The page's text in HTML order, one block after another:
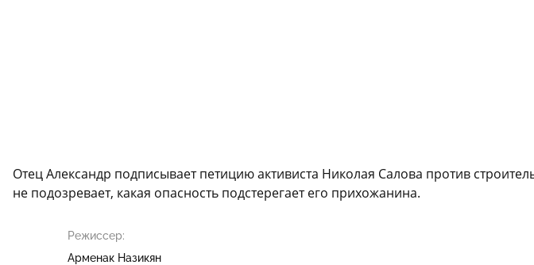
Отец Александр подписывает петицию активиста Николая Салова против
не подозревает, какая опасность подстерегает его прихожанина.
Режиссер:
Арменак Назикян